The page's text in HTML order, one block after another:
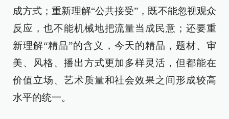
成方式；重新理解“公共接受”，既不能忽视观众
反应，也不能机械地把流量当成民意；还要重
新理解“精品”的含义，今天的精品，题材、审
美、风格、播出方式更加多样灵活，但都能在
价值立场、艺术质量和社会效果之间形成较高
水平的统一。